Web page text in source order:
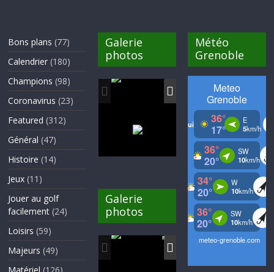
Bons plans (77)
Calendrier (180)
Champions (98)
Coronavirus (23)
Featured (312)
Général (47)
Histoire (14)
Jeux (11)
Jouer au golf
facilement (24)
Loisirs (59)
Majeurs (49)
Galerie
photos
Galerie
photos
Météo
Grenoble